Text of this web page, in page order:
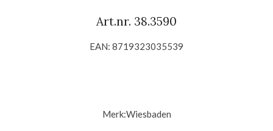
Art.nr. 38.3590
EAN: 8719323035539
Merk:Wiesbaden